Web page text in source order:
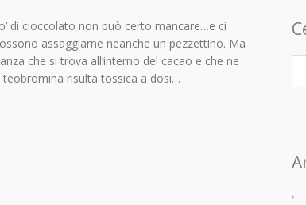
di cioccolato non può certo mancare…e ci
assaggiarne neanche un pezzettino. Ma
che si trova all’interno del cacao e che ne
risulta tossica a dosi…